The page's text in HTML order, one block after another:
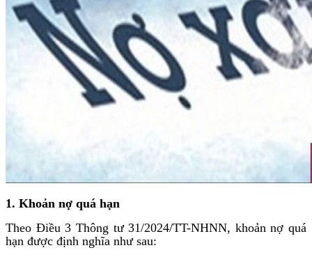
1. Khoản nợ quá hạn
Theo Điều 3 Thông tư 31/2024/TT-NHNN, khoản nợ quá
hạn được định nghĩa như sau: